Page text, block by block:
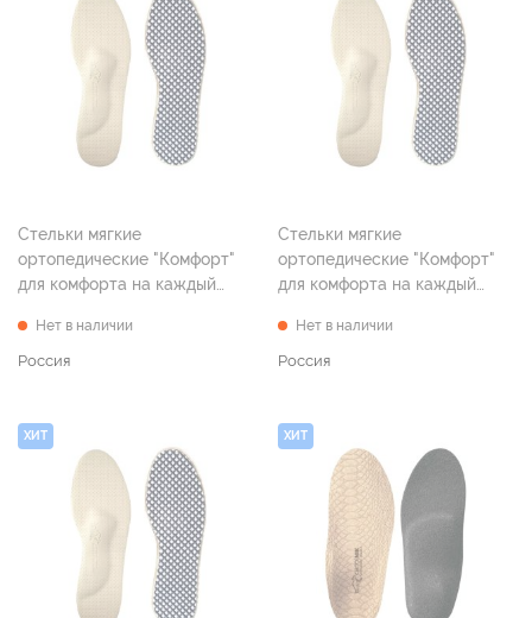
Стельки мягкие
ортопедические "Комфорт"
для комфорта на каждый
Нет в наличии
Россия
Стельки мягкие
ортопедические "Комфорт"
для комфорта на каждый
Нет в наличии
Россия
ХИТ ХИТ